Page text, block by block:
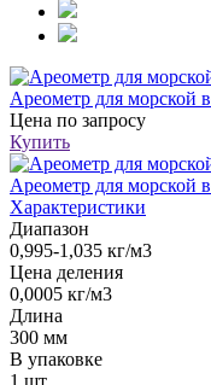
Ареометр для
Цена по запросу
Купить
Ареометр для
Характеристики
Диапазон
0,995-1,035 кг/м3
Цена деления
0,0005 кг/м3
Длина
300 мм
В упаковке
1 шт